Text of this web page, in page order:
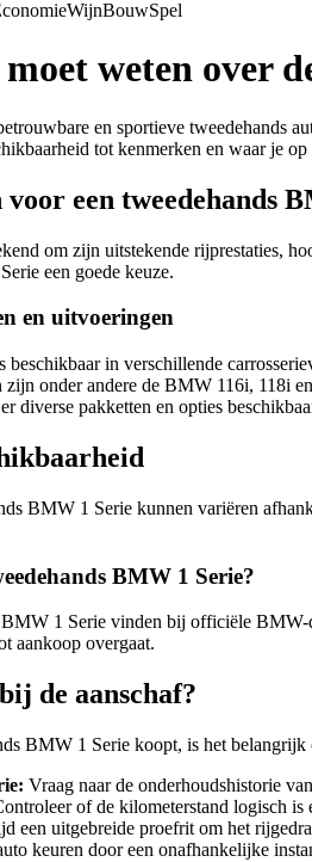
WijnBouwSpel
weten over
en sportieve tweedehands
tot kenmerken en waar je
een tweedehands
om zijn uitstekende rijprestaties,
een goede keuze.
en uitvoeringen
in verschillende
zijn onder andere de BMW 116i, 118i
diverse pakketten en opties
BMW 1 Serie kunnen variëren
BMW 1 Serie?
BMW 1 Serie vinden bij officiële
aankoop overgaat.
de aanschaf?
BMW 1 Serie koopt, is het belangrijk
Vraag naar de onderhoudshistorie
of de kilometerstand logisch is
een uitgebreide proefrit om het
keuren door een onafhankelijke